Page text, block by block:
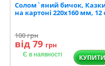
Солом`яний бичок,
на картоні 220х160 мм, 12
100грн
від 79 грн
Є в наявності